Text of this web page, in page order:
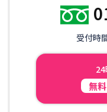
受付時
無料